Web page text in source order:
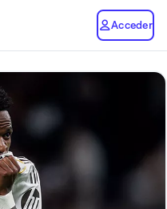
Acceder